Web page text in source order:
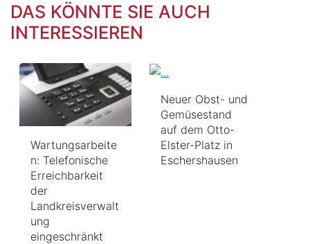
DAS KÖNNTE SIE AUCH
INTERESSIEREN
Wartungsarbeite
n: Telefonische
Erreichbarkeit
der
Landkreisverwalt
ung
eingeschränkt
Neuer Obst- und
Gemüsestand
auf dem Otto-
Elster-Platz in
Eschershausen